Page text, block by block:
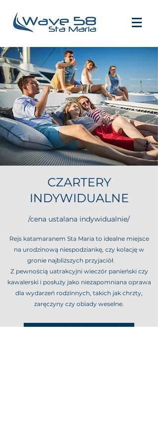
CZARTERY
INDYWIDUALNE
/cena ustalana indywidualnie/
Rejs katamaranem Sta Maria to idealne miejsce
na urodzinową niespodziankę, czy kolację w
gronie najbliższych przyjaciół.
Z pewnością uatrakcyjni wieczór panieński czy
kawalerski i posłuży jako niezapomniana oprawa
dla wydarzeń rodzinnych, takich jak chrzty,
zaręczyny czy obiady weselne.
Zadzwoń ustalić szczegóły